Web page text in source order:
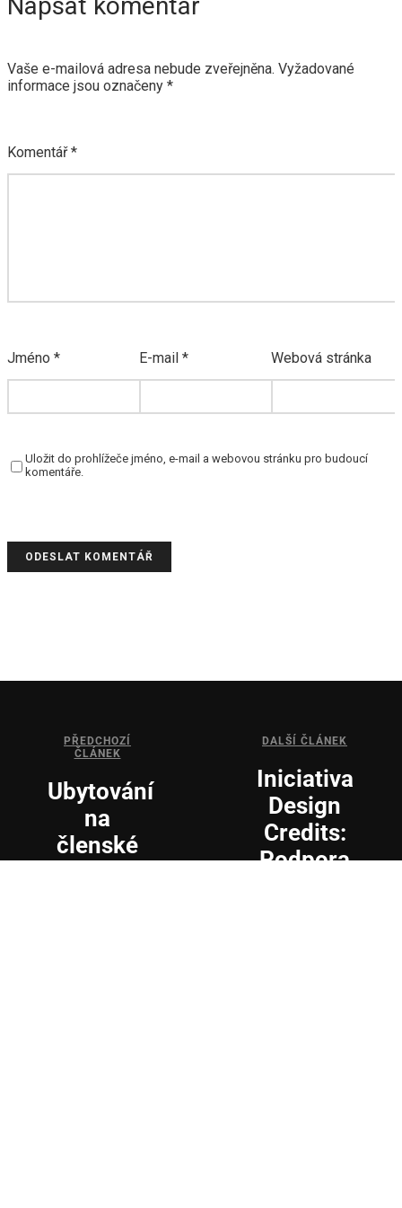
Napsat komentář
Vaše e-mailová adresa nebude zveřejněna. Vyžadované
informace jsou označeny *
Komentář*
Jméno * E-mail * Webová stránka
Uložit do prohlížeče jméno, e-mail a webovou stránku pro budoucí
komentáře.
PŘEDCHOZÍ
ČLÁNEK
Ubytování
na
členské
DALŠÍ ČLÁNEK
Iniciativa
Design
Credits:
Podpora